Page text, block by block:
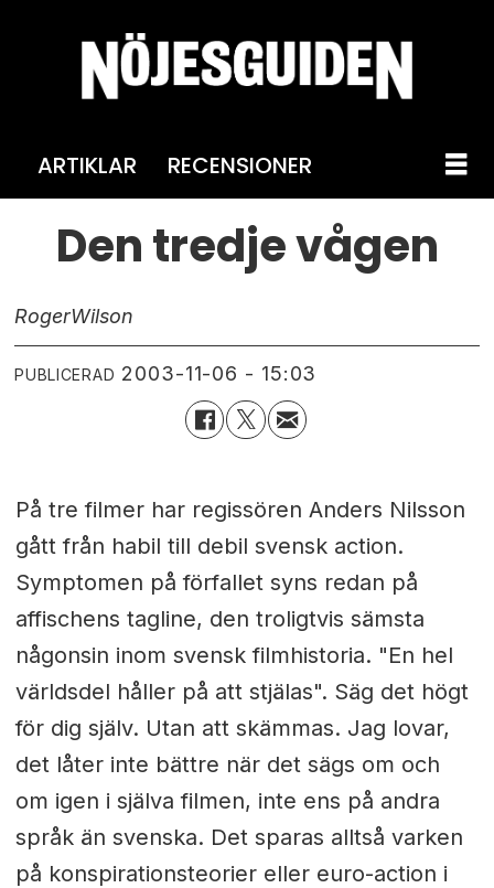
ARTIKLAR RECENSIONER
Den tredje vågen
RogerWilson
PUBLICERAD 2003-11-06 - 15:03
På tre filmer har regissören Anders Nilsson
gått från habil till debil svensk action.
Symptomen på förfallet syns redan på
affischens tagline, den troligtvis sämsta
någonsin inom svensk filmhistoria. "En hel
världsdel håller på att stjälas". Säg det högt
för dig själv. Utan att skämmas. Jag lovar,
det låter inte bättre när det sägs om och
om igen i själva filmen, inte ens på andra
språk än svenska. Det sparas alltså varken
på konspirationsteorier eller euro-action i